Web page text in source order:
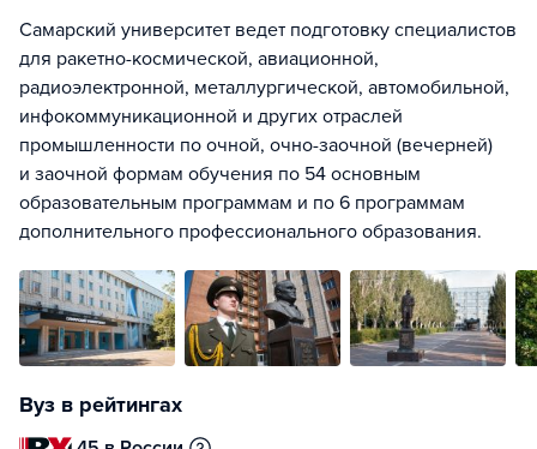
Самарский университет ведет подготовку специалистов
для ракетно-космической, авиационной,
радиоэлектронной, металлургической, автомобильной,
инфокоммуникационной и других отраслей
промышленности по очной, очно-заочной (вечерней)
и заочной формам обучения по 54 основным
образовательным программам и по 6 программам
дополнительного профессионального образования.
Вуз в рейтингах